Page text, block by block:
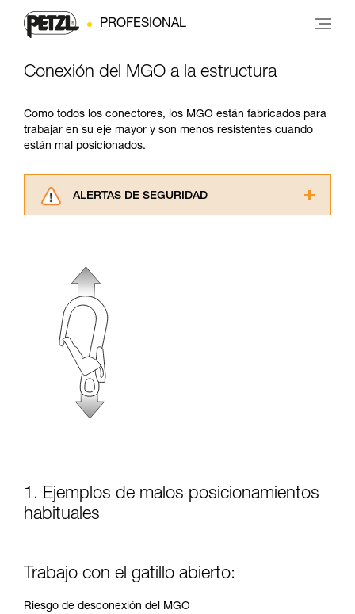
PROFESIONAL
Conexión del MGO a la estructura
Como todos los conectores, los MGO están fabricados para
trabajar en su eje mayor y son menos resistentes cuando
están mal posicionados.
ALERTAS DE SEGURIDAD
información de la ficha técnica para poder
comprender este complemento informativo.
Dominar estas técnicas requiere una formación
y un entrenamiento específico. Confirme a
través de un profesional su capacidad para
ejecutar estas técnicas, solo y con total
seguridad, antes de ejecutarlas de forma
autónoma.
Damos ejemplos de técnicas relacionadas con
su actividad. Pueden existir otras que no
1. Ejemplos de malos posicionamientos
habituales
Trabajo con el gatillo abierto:
Riesgo de desconexión del MGO